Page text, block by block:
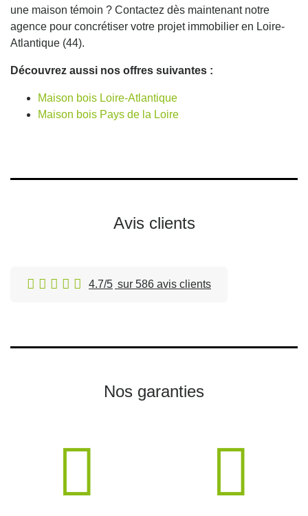
une maison témoin ? Contactez dès maintenant notre
agence pour concrétiser votre projet immobilier en Loire-
Atlantique (44).
Découvrez aussi nos offres suivantes :
Maison bois Loire-Atlantique
Maison bois Pays de la Loire
Avis clients
4.7/5 sur 586 avis clients
Nos garanties